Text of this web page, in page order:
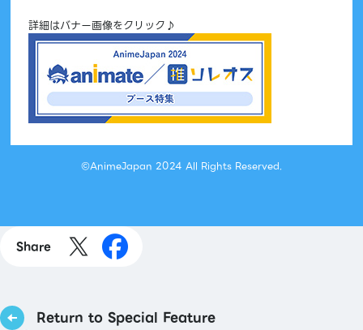
詳細はバナー画像をクリック♪
©AnimeJapan 2024 All Rights Reserved.
Share
Return to Special Feature